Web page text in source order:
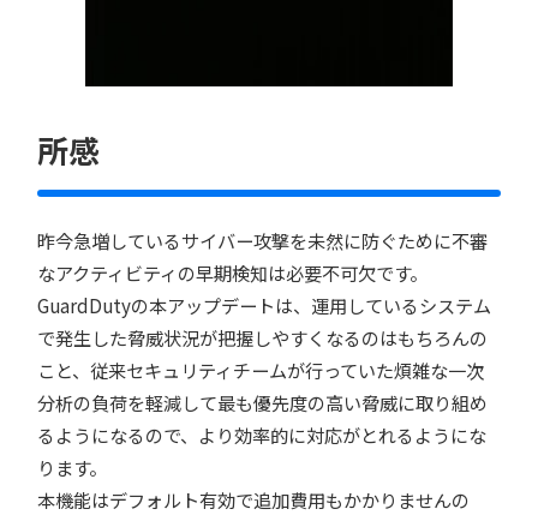
所感
昨今急増しているサイバー攻撃を未然に防ぐために不審
なアクティビティの早期検知は必要不可欠です。
GuardDutyの本アップデートは、運用しているシステム
で発生した脅威状況が把握しやすくなるのはもちろんの
こと、従来セキュリティチームが行っていた煩雑な一次
分析の負荷を軽減して最も優先度の高い脅威に取り組め
るようになるので、より効率的に対応がとれるようにな
ります。
本機能はデフォルト有効で追加費用もかかりませんの